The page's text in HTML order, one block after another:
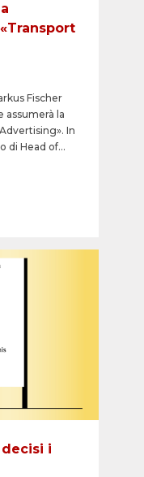
Fischer
assumerà la
In
di Head of
i